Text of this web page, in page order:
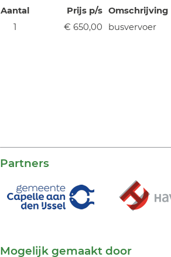
Aantal
Prijs p/s Omschrijving
1
€ 650,00 busvervoer
Partners
Mogelijk gemaakt door